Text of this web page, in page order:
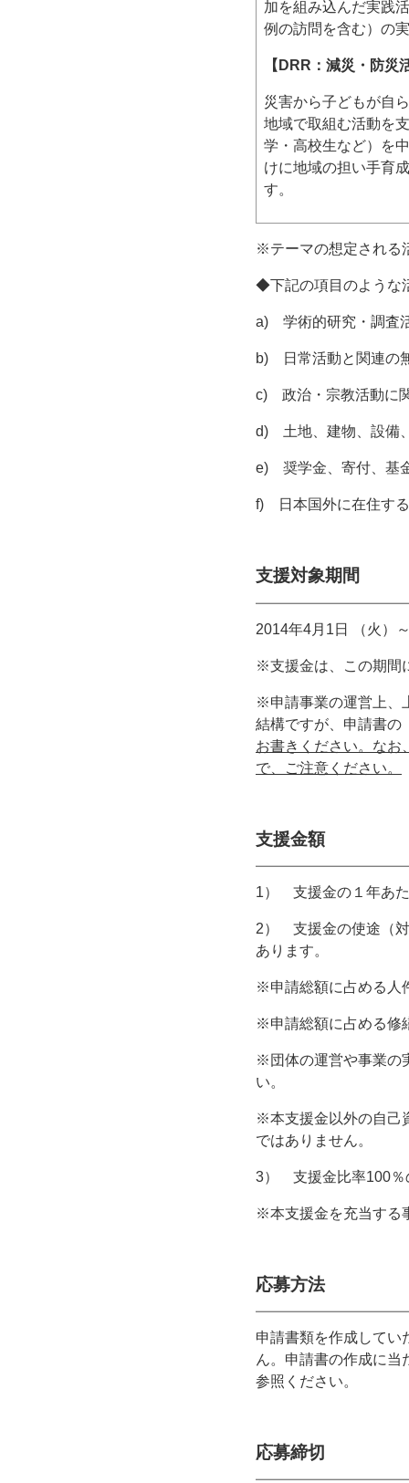
加を組み込んだ実践
例の訪問を含む）の
【DRR：減災・防災
災害から子どもが自
地域で取組む活動を
学・高校生など）を
けに地域の担い手育
す。
※テーマの想定される
◆下記の項目のような
a) 学術的研究・調査
b) 日常活動と関連の
c) 政治・宗教活動に
d) 土地、建物、設備
e) 奨学金、寄付、基
f) 日本国外に在住す
支援対象期間
2014年4月1日 （火）
※支援金は、この期間
※申請事業の運営上、
結構ですが、申請書の
お書きください。なお
で、ご注意ください。
支援金額
1） 支援金の１年あ
2） 支援金の使途（対
あります。
※申請総額に占める人
※申請総額に占める修
※団体の運営や事業の
い。
※本支援金以外の自己
ではありません。
3） 支援金比率100％
※本支援金を充当する
応募方法
申請書類を作成してい
ん。申請書の作成に当
参照ください。
応募締切